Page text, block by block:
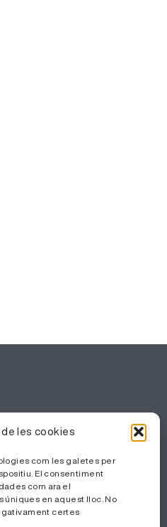
les cookies
com les galetes per
El consentiment
com ara el
en aquest lloc. No
certes